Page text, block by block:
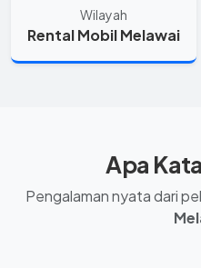
Wilayah
Rental Mobil Melawai
Apa
Pengalaman nyata dari